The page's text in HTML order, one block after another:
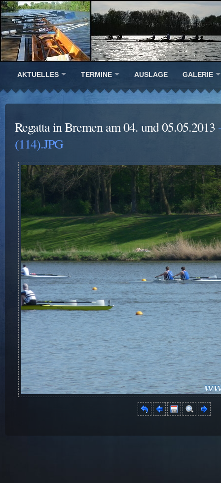
AKTUELLES TERMINE AUSLAGE GALERIE
Regatta in Bremen am 04. und 05.05.2013
(114).JPG